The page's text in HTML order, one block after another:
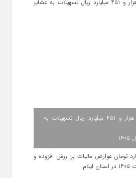
اختصاص بیش از یک هزار و ۴۵۱ میلیارد ریال تسهیلات به